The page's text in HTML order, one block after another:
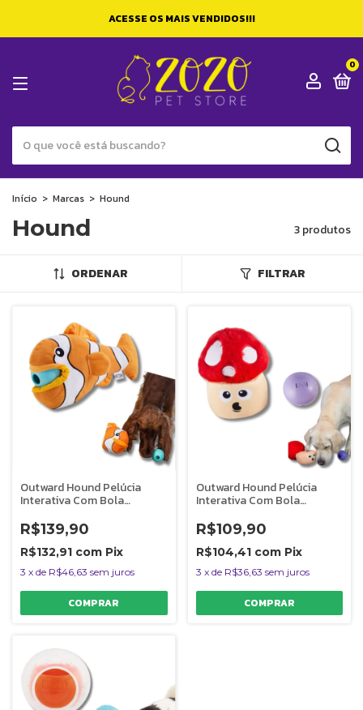
ACESSE OS MAIS VENDIDOS!!!
0
Início > Marcas > Hound
Hound 3 produtos
ORDENAR FILTRAR
Outward Hound Pelúcia
Interativa Com Bola
R$139,90
R$132,91 com Pix
3 x de R$46,63 sem juros
Outward Hound Pelúcia
Interativa Com Bola
Cogumelo
R$109,90
R$104,41 com Pix
3 x de R$36,63 sem juros